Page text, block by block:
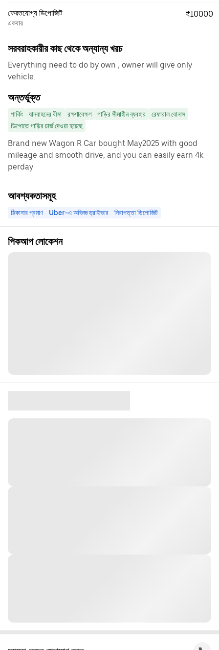
ফেরতযোগ্য ডিপোজিট
একবার
₹10000
সরবরাহকারীর কাছ থেকে অন্যান্য খরচ
Everything need to do by own , owner will give only
vehicle.
অন্তর্ভুক্ত
পার্কিং যানবাহনের বীমা রক্ষণাবেক্ষণ গাড়ির সীমাহীন ব্যবহার
রেফারাল বোনাস
ডিপোতে গাড়ির চার্জ দেওয়া হয়েছে
Brand new Wagon R Car bought May2025 with good
mileage and smooth drive, and you can easily earn 4k
perday
আবশ্যকতাসমূহ
ঠিকানার প্রমাণ Uber-এ অভিজ্ঞ ড্রাইভার নিরাপত্তা ডিপোজিট
পিকআপ লোকেশন